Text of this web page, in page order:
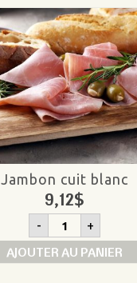
Jambon cuit blanc
9,12$
- quantité
de
Jambon
cuit
+
AJOUTER AU PANIER